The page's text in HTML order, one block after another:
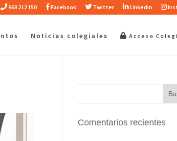
968 212 150 Facebook Twitter Linkedin
Noticias colegiales Acceso
Comentarios recientes